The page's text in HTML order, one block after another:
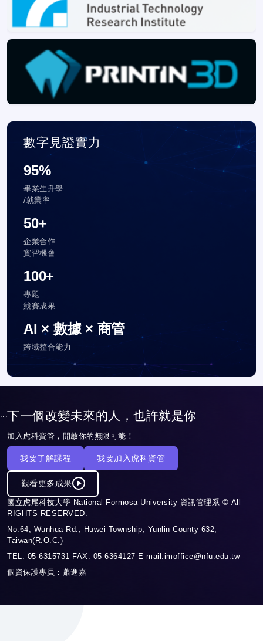
數字見證實力
95%
畢業生升學
/就業率
50+
企業合作
實習機會
100+
專題
競賽成果
AI × 數據 × 商管
跨域整合能力
:::下一個改變未來的人，也許就是你
加入虎科資管，開啟你的無限可能！
我要了解課程 我要加入虎科資管
觀看更多成果
國立虎尾科技大學 National Formosa University 資訊管理系 © All
RIGHTS RESERVED.
No.64, Wunhua Rd., Huwei Township, Yunlin County 632,
Taiwan(R.O.C.)
TEL: 05-6315731 FAX: 05-6364127 E-mail:imoffice@nfu.edu.tw
個資保護專員：蕭進嘉